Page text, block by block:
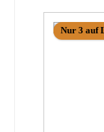
Nur 3 auf